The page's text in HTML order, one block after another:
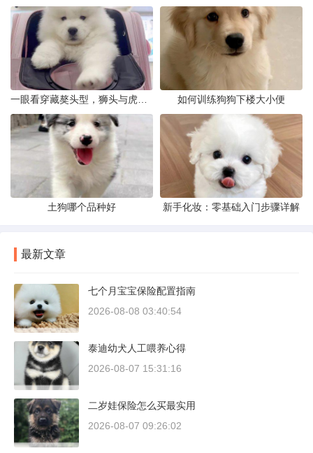
如何训练狗狗下楼大小便
土狗哪个品种好 新手化妆：零基础入门步骤详解
最新文章
七个月宝宝保险配置指南
2026-08-08 03:40:54
泰迪幼犬人工喂养心得
2026-08-07 15:31:16
二岁娃保险怎么买最实用
2026-08-07 09:26:02